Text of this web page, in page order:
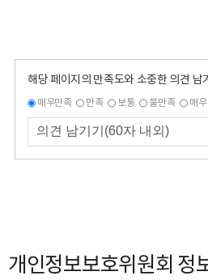
해당 페이지의 만족도와 소중한 의견 남
매우만족 만족 보통 불만족 매
개인정보보호위원회 정